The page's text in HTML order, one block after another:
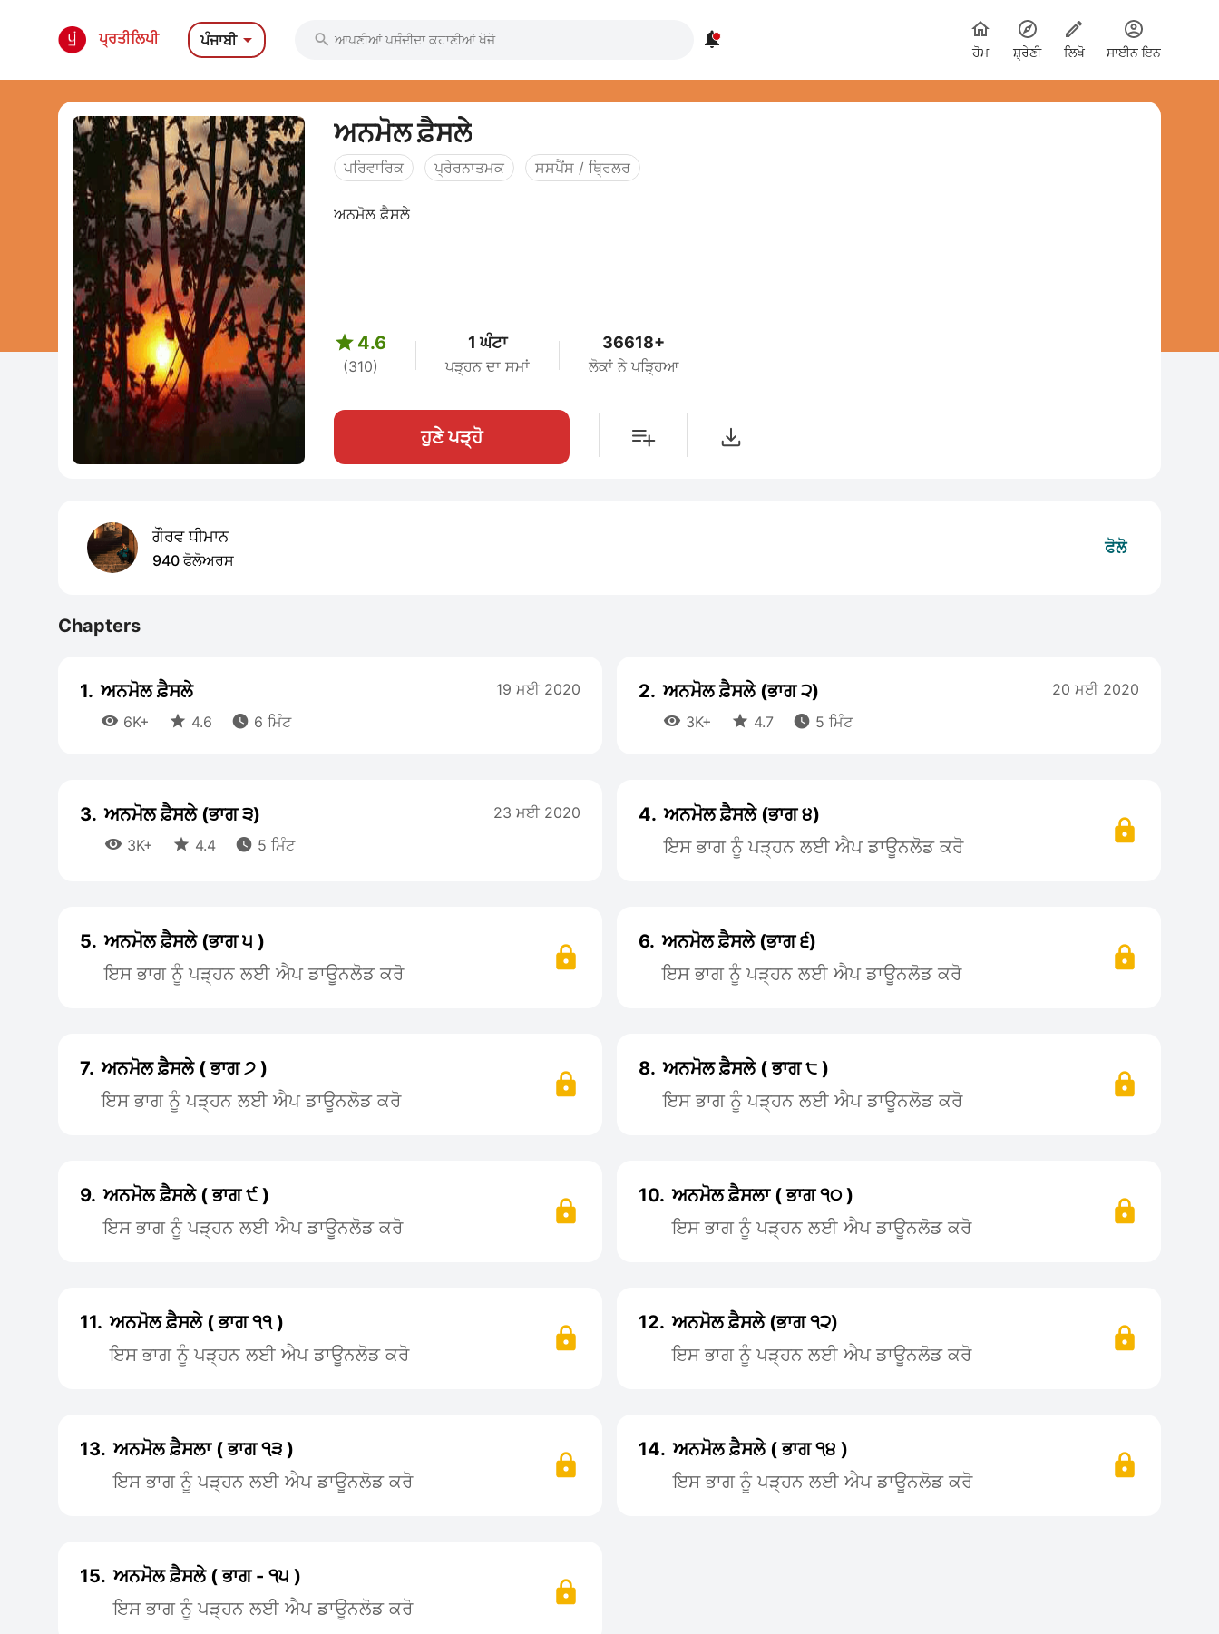
ਪ੍ਰਤੀਲਿਪੀ ਪੰਜਾਬੀ  
ਹੋਮ ਸ਼੍ਰੇਣੀ ਲਿਖੋ ਸਾਈਨ ਇਨ
ਅਨਮੋਲ ਫ਼ੈਸਲੇ
ਪਰਿਵਾਰਿਕ ਪ੍ਰੇਰਨਾਤਮਕ ਸਸਪੈਂਸ / ਥ੍ਰਿਲਰ
ਅਨਮੋਲ ਫ਼ੈਸਲੇ
 4.6
(310)
1 ਘੰਟਾ
ਪੜ੍ਹਨ ਦਾ ਸਮਾਂ
36618+
ਲੋਕਾਂ ਨੇ ਪੜ੍ਹਿਆ
ਹੁਣੇ ਪੜ੍ਹੋ
ਗੌਰਵ ਧੀਮਾਨ
940 ਫੋਲੋਅਰਸ
ਫੋਲੋ
Chapters
1. ਅਨਮੋਲ ਫ਼ੈਸਲੇ
 6K+  4.6  6 ਮਿੰਟ
19 ਮਈ 2020 2. ਅਨਮੋਲ ਫ਼ੈਸਲੇ (ਭਾਗ ੨)
 3K+  4.7  5 ਮਿੰਟ
20 ਮਈ 2020
3. ਅਨਮੋਲ ਫ਼ੈਸਲੇ (ਭਾਗ ੩)
 3K+  4.4  5 ਮਿੰਟ
23 ਮਈ 2020 4. ਅਨਮੋਲ ਫ਼ੈਸਲੇ (ਭਾਗ ੪)
ਇਸ ਭਾਗ ਨੂੰ ਪੜ੍ਹਨ ਲਈ ਐਪ ਡਾਊਨਲੋਡ ਕਰੋ
5. ਅਨਮੋਲ ਫ਼ੈਸਲੇ (ਭਾਗ ੫ )
ਇਸ ਭਾਗ ਨੂੰ ਪੜ੍ਹਨ ਲਈ ਐਪ ਡਾਊਨਲੋਡ ਕਰੋ
6. ਅਨਮੋਲ ਫ਼ੈਸਲੇ (ਭਾਗ ੬)
ਇਸ ਭਾਗ ਨੂੰ ਪੜ੍ਹਨ ਲਈ ਐਪ ਡਾਊਨਲੋਡ ਕਰੋ
7. ਅਨਮੋਲ ਫ਼ੈਸਲੇ ( ਭਾਗ ੭ )
ਇਸ ਭਾਗ ਨੂੰ ਪੜ੍ਹਨ ਲਈ ਐਪ ਡਾਊਨਲੋਡ ਕਰੋ
8. ਅਨਮੋਲ ਫ਼ੈਸਲੇ ( ਭਾਗ ੮ )
ਇਸ ਭਾਗ ਨੂੰ ਪੜ੍ਹਨ ਲਈ ਐਪ ਡਾਊਨਲੋਡ ਕਰੋ
9. ਅਨਮੋਲ ਫ਼ੈਸਲੇ ( ਭਾਗ ੯ )
ਇਸ ਭਾਗ ਨੂੰ ਪੜ੍ਹਨ ਲਈ ਐਪ ਡਾਊਨਲੋਡ ਕਰੋ
10. ਅਨਮੋਲ ਫ਼ੈਸਲਾ ( ਭਾਗ ੧੦ )
ਇਸ ਭਾਗ ਨੂੰ ਪੜ੍ਹਨ ਲਈ ਐਪ ਡਾਊਨਲੋਡ ਕਰੋ
11. ਅਨਮੋਲ ਫ਼ੈਸਲੇ ( ਭਾਗ ੧੧ )
ਇਸ ਭਾਗ ਨੂੰ ਪੜ੍ਹਨ ਲਈ ਐਪ ਡਾਊਨਲੋਡ ਕਰੋ
12. ਅਨਮੋਲ ਫ਼ੈਸਲੇ (ਭਾਗ ੧੨)
ਇਸ ਭਾਗ ਨੂੰ ਪੜ੍ਹਨ ਲਈ ਐਪ ਡਾਊਨਲੋਡ ਕਰੋ
13. ਅਨਮੋਲ ਫ਼ੈਸਲਾ ( ਭਾਗ ੧੩ )
ਇਸ ਭਾਗ ਨੂੰ ਪੜ੍ਹਨ ਲਈ ਐਪ ਡਾਊਨਲੋਡ ਕਰੋ
14. ਅਨਮੋਲ ਫ਼ੈਸਲੇ ( ਭਾਗ ੧੪ )
ਇਸ ਭਾਗ ਨੂੰ ਪੜ੍ਹਨ ਲਈ ਐਪ ਡਾਊਨਲੋਡ ਕਰੋ
15. ਅਨਮੋਲ ਫ਼ੈਸਲੇ ( ਭਾਗ - ੧੫ )
ਇਸ ਭਾਗ ਨੂੰ ਪੜ੍ਹਨ ਲਈ ਐਪ ਡਾਊਨਲੋਡ ਕਰੋ